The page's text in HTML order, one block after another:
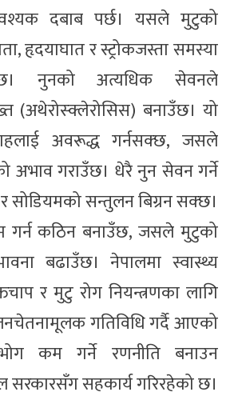
दबाब पर्छ। यसले मुटुको
हृदयाघात र स्ट्रोकजस्ता समस्या
नुनको अत्यधिक सेवनले
(अथेरोस्क्लेरोसिस) बनाउँछ। यो
अवरूद्ध गर्नसक्छ, जसले
अभाव गराउँछ। धेरै नुन सेवन गर्ने
र सोडियमको सन्तुलन बिग्रन सक्छ।
कठिन बनाउँछ, जसले मुटुको
बढाउँछ। नेपालमा स्वास्थ्य
र मुटु रोग नियन्त्रणका लागि
गतिविधि गर्दै आएको
कम गर्ने रणनीति बनाउन
सहकार्य गरिरहेको छ।